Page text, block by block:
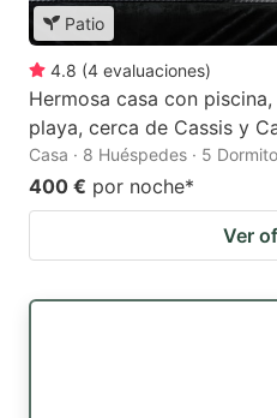
Patio
4.8 (4 evaluaciones)
Hermosa casa con
playa, cerca de Cassis y
Casa · 8 Huéspedes · 5
400 € por noche*
Ver